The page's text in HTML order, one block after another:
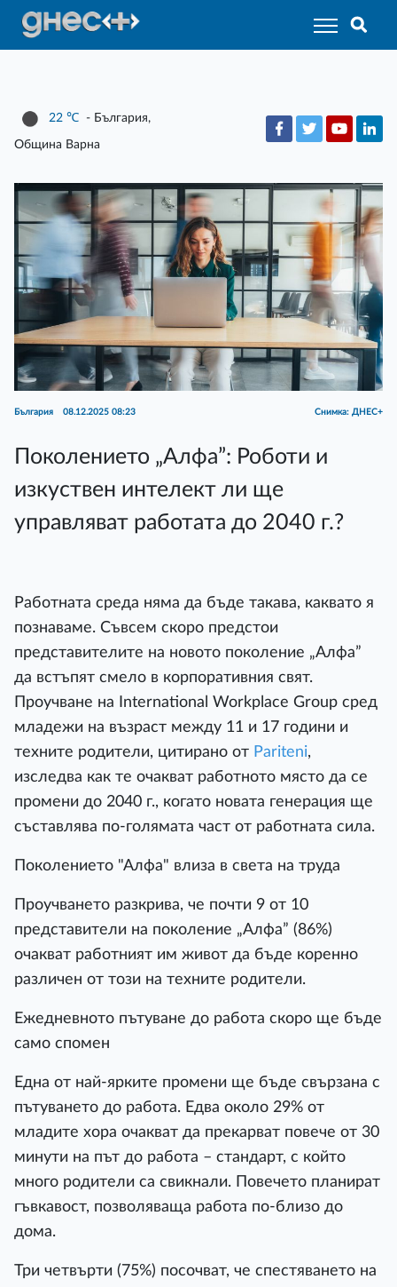
22 ℃ - България,
Община Варна
България 08.12.2025 08:23 Снимка: ДНЕС+
Поколението „Алфа”: Роботи и
изкуствен интелект ли ще
управляват работата до 2040 г.?
Работната среда няма да бъде такава, каквато я
познаваме. Съвсем скоро предстои
представителите на новото поколение „Алфа”
да встъпят смело в корпоративния свят.
Проучване на International Workplace Group сред
младежи на възраст между 11 и 17 години и
техните родители, цитирано от Pariteni,
изследва как те очакват работното място да се
промени до 2040 г., когато новата генерация ще
съставлява по-голямата част от работната сила.
Поколението "Алфа" влиза в света на труда
Проучването разкрива, че почти 9 от 10
представители на поколение „Алфа” (86%)
очакват работният им живот да бъде коренно
различен от този на техните родители.
Ежедневното пътуване до работа скоро ще бъде
само спомен
Една от най-ярките промени ще бъде свързана с
пътуването до работа. Едва около 29% от
младите хора очакват да прекарват повече от 30
минути на път до работа – стандарт, с който
много родители са свикнали. Повечето планират
гъвкавост, позволяваща работа по-близо до
дома.
Три четвърти (75%) посочват, че спестяването на